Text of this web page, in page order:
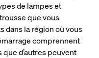
de lampes et
que vous
dans la région où vous
comprennent
d’autres peuvent